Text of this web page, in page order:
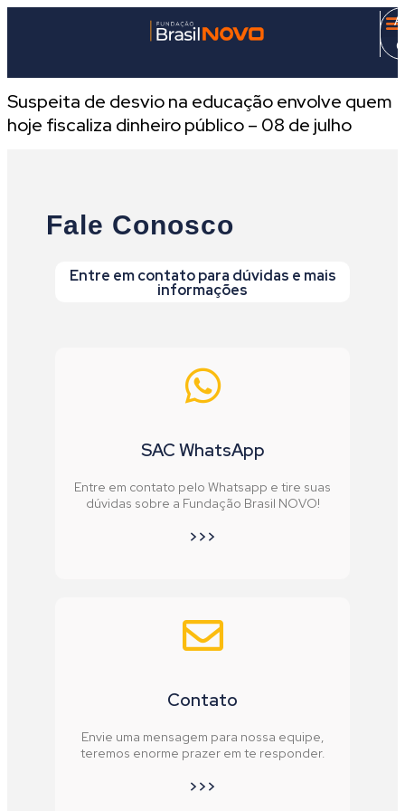
Suspeita de desvio na educação envolve quem
hoje fiscaliza dinheiro público – 08 de julho
Fale Conosco
Entre em contato para dúvidas e mais
informações
SAC WhatsApp
Entre em contato pelo Whatsapp e tire suas
dúvidas sobre a Fundação Brasil NOVO!
>>>
Contato
Envie uma mensagem para nossa equipe,
teremos enorme prazer em te responder.
>>>